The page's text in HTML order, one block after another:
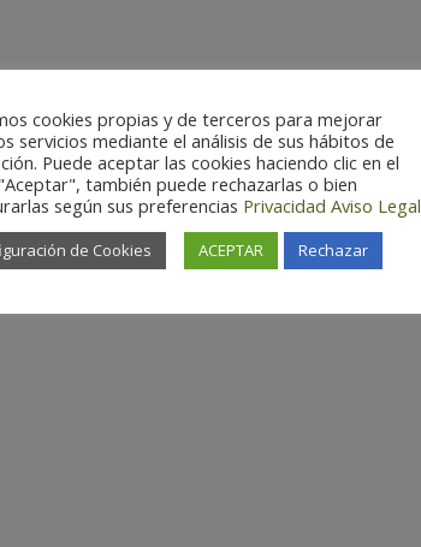
cookies propias y de terceros para mejorar
servicios mediante el análisis de sus hábitos de
Puede aceptar las cookies haciendo clic en el
también puede rechazarlas o bien
según sus preferencias Privacidad Aviso Legal
de Cookies ACEPTAR Rechazar